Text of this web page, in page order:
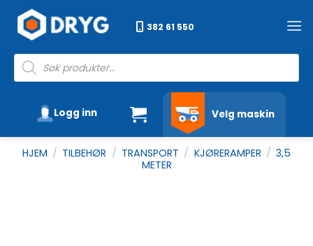
content
382 61 550
Products
search
Velg maskin
Logg inn
HJEM / TILBEHØR / TRANSPORT / KJØRERAMPER / 3,5
METER